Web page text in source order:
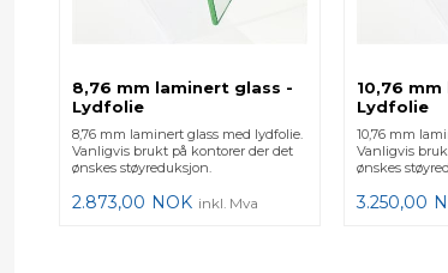
8,76 mm laminert glass -
Lydfolie
8,76 mm laminert glass med lydfolie.
Vanligvis brukt på kontorer der det
ønskes støyreduksjon.
2.873,00 NOK inkl. Mva
10,76
Lydfolie
10,76 mm
Vanligvis
ønskes
3.250,00